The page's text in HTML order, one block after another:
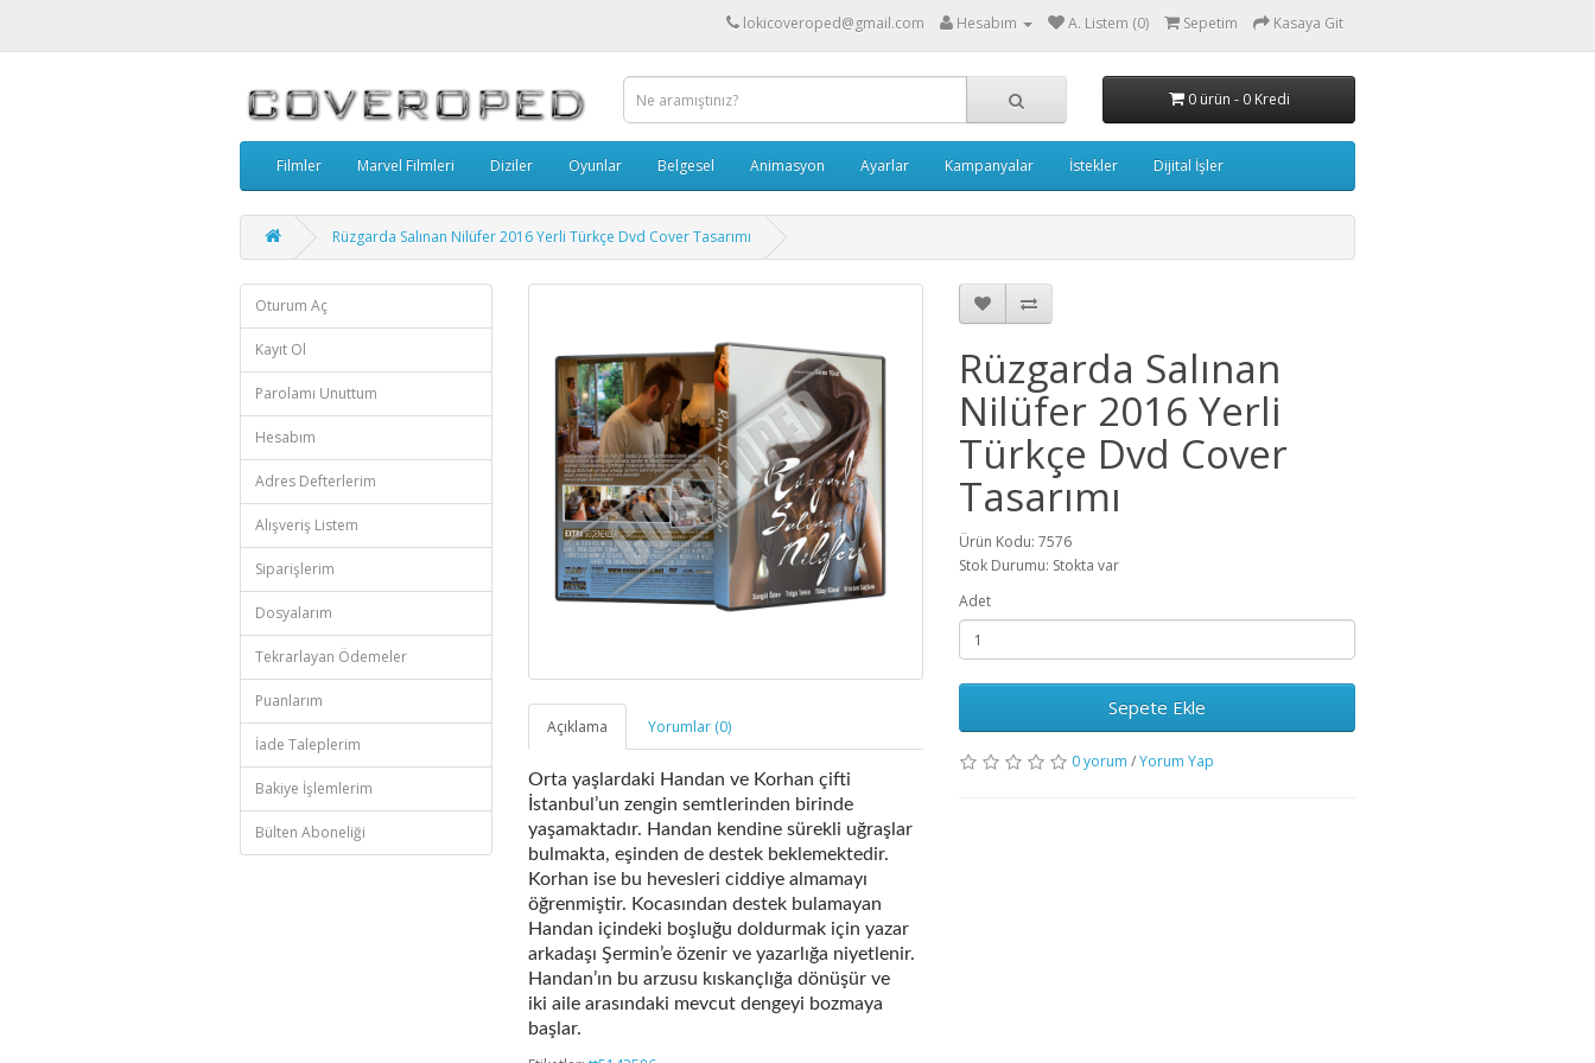
lokicoveroped@gmail.com Hesabım A. Listem (0) Sepetim Kasaya Git
0 ürün - 0 Kredi
Filmler Marvel Filmleri Diziler Oyunlar Belgesel Animasyon Ayarlar Kampanyalar İstekler Dijital İşler
Rüzgarda Salınan Nilüfer 2016 Yerli Türkçe Dvd Cover Tasarımı
Oturum Aç
Kayıt Ol
Parolamı Unuttum
Hesabım
Adres Defterlerim
Alışveriş Listem
Siparişlerim
Dosyalarım
Tekrarlayan Ödemeler
Puanlarım
İade Taleplerim
Bakiye İşlemlerim
Bülten Aboneliği
Açıklama Yorumlar (0)
Orta yaşlardaki Handan ve Korhan çifti
İstanbul’un zengin semtlerinden birinde
yaşamaktadır. Handan kendine sürekli uğraşlar
bulmakta, eşinden de destek beklemektedir.
Korhan ise bu hevesleri ciddiye almamayı
öğrenmiştir. Kocasından destek bulamayan
Handan içindeki boşluğu doldurmak için yazar
arkadaşı Şermin’e özenir ve yazarlığa niyetlenir.
Handan’ın bu arzusu kıskançlığa dönüşür ve
iki aile arasındaki mevcut dengeyi bozmaya
başlar.
Rüzgarda Salınan
Nilüfer 2016 Yerli
Türkçe Dvd Cover
Tasarımı
Ürün Kodu: 7576
Stok Durumu: Stokta var
Adet
Sepete Ekle
0 yorum /Yorum Yap